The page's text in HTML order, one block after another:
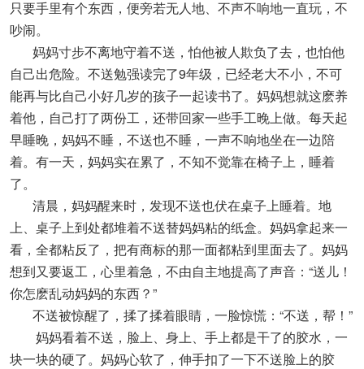
只要手里有个东西，便旁若无人地、不声不响地一直玩，不
吵闹。
妈妈寸步不离地守着不送，怕他被人欺负了去，也怕他
自己出危险。不送勉强读完了9年级，已经老大不小，不可
能再与比自己小好几岁的孩子一起读书了。妈妈想就这麽养
着他，自己打了两份工，还带回家一些手工晚上做。每天起
早睡晚，妈妈不睡，不送也不睡，一声不响地坐在一边陪
着。有一天，妈妈实在累了，不知不觉靠在椅子上，睡着
了。
清晨，妈妈醒来时，发现不送也伏在桌子上睡着。地
上、桌子上到处都堆着不送替妈妈粘的纸盒。妈妈拿起来一
看，全都粘反了，把有商标的那一面都粘到里面去了。妈妈
想到又要返工，心里着急，不由自主地提高了声音：“送儿！
你怎麽乱动妈妈的东西？”
不送被惊醒了，揉了揉着眼睛，一脸惊慌：“不送，帮！”
妈妈看着不送，脸上、身上、手上都是干了的胶水，一
块一块的硬了。妈妈心软了，伸手扣了一下不送脸上的胶